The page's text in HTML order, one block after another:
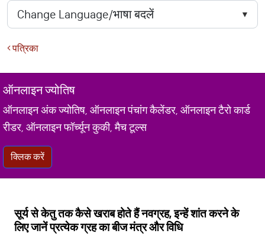
पत्रिका
ऑनलाइन ज्योतिष
ऑनलाइन अंक ज्योतिष, ऑनलाइन पंचांग कैलेंडर, ऑनलाइन टैरो कार्ड
रीडर, ऑनलाइन फॉर्च्यून कुकी, मैच टूल्स
क्लिक करें
सूर्य से केतु तक कैसे खराब होते हैं नवग्रह, इन्हें शांत करने के
लिए जानें प्रत्येक ग्रह का बीज मंत्र और विधि